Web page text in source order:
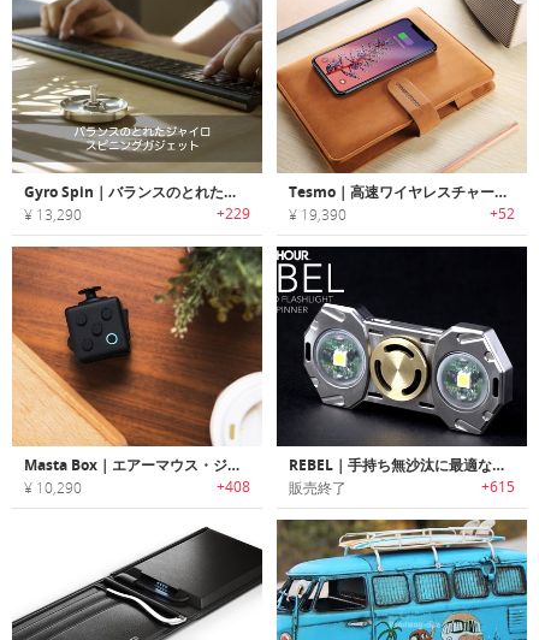
Gyro Spin｜バランスのとれたジャイロスピニングガジェット「ジャイロスピン」
¥ 13,290 +229
Tesmo｜高速ワイヤレスチャージ機能搭載オールインワンプランナー「テスモ」
¥ 19,390 +52
Masta Box｜エアーマウス・ジョイステイック・プレゼンター機能搭載のフィジェッティングガジェット「マスタボックス」
¥ 10,290 +408
REBEL｜手持ち無沙汰に最適なハンドスピナー搭載フラッシュライト「レベル」
販売終了 +615